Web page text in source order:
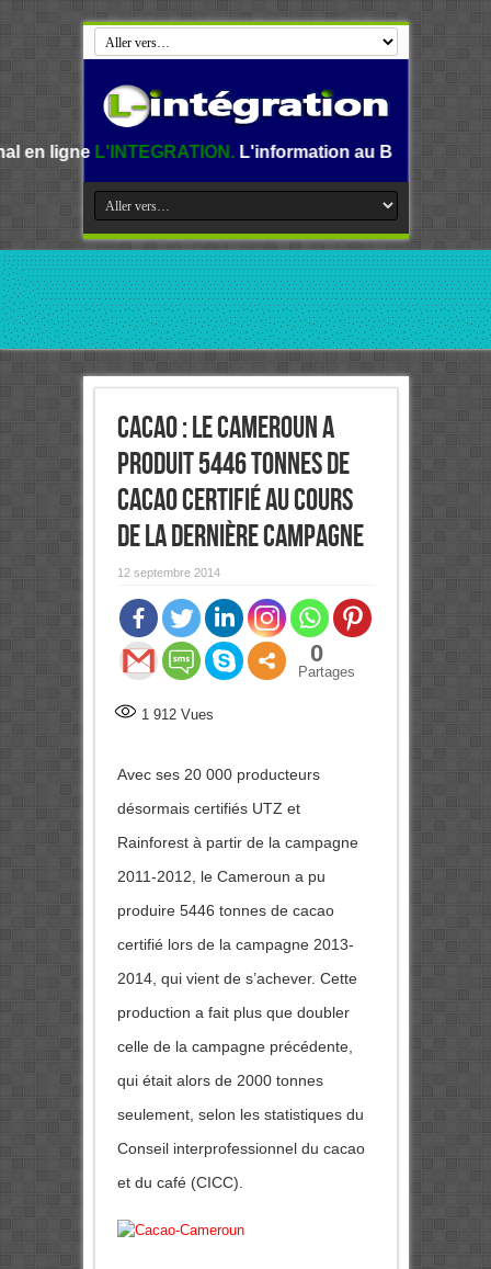
L'information au Benin, en Afrique et dans le
Cacao : Le Cameroun a
produit 5446 tonnes de
cacao certifié au cours
de la dernière campagne
12 septembre 2014
0
Partages
1 912Vues
Avec ses 20 000 producteurs
désormais certifiés UTZ et
Rainforest à partir de la campagne
2011-2012, le Cameroun a pu
produire 5446 tonnes de cacao
certifié lors de la campagne 2013-
2014, qui vient de s’achever. Cette
production a fait plus que doubler
celle de la campagne précédente,
qui était alors de 2000 tonnes
seulement, selon les statistiques du
Conseil interprofessionnel du cacao
et du café (CICC).